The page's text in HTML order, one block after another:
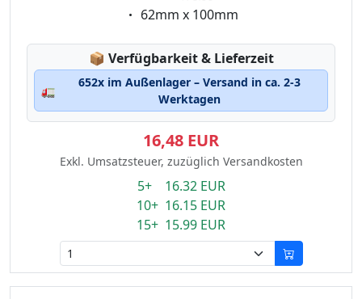
Eigenschaft:
62mm x 100mm
📦 Lagerstatus:
Verfügbarkeit & Lieferzeit
🚛
652x im Außenlager – Versand in ca. 2-3
Werktagen
16,48 EUR
Exkl. Umsatzsteuer, zuzüglich Versandkosten
5+ 16.32 EUR
10+ 16.15 EUR
15+ 15.99 EUR